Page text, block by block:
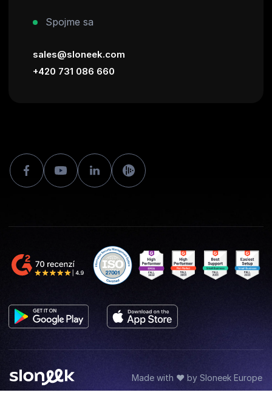
Spojme sa
sales@sloneek.com
+420 731 086 660
Made with ♥ by Sloneek Europe